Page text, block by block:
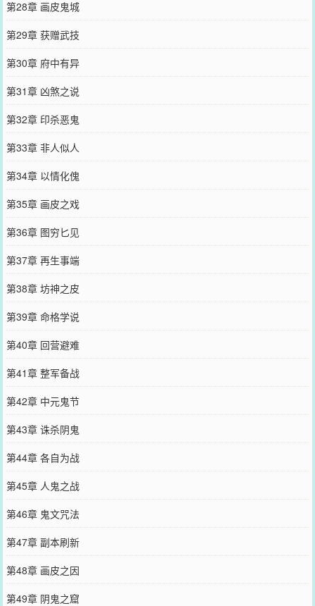
第28章 画皮鬼城
第29章 获赠武技
第30章 府中有异
第31章 凶煞之说
第32章 印杀恶鬼
第33章 非人似人
第34章 以情化傀
第35章 画皮之戏
第36章 图穷匕见
第37章 再生事端
第38章 坊神之皮
第39章 命格学说
第40章 回营避难
第41章 整军备战
第42章 中元鬼节
第43章 诛杀阴鬼
第44章 各自为战
第45章 人鬼之战
第46章 鬼文咒法
第47章 副本刷新
第48章 画皮之因
第49章 阴鬼之窟